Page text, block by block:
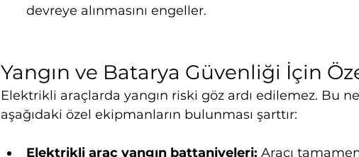
devreye alınmasını engeller.
Yangın ve Batarya Güvenliği İçin
Elektrikli araçlarda yangın riski göz ardı edilemez. Bu
aşağıdaki özel ekipmanların bulunması şarttır:
Elektrikli araç yangın battaniyeleri: Aracı